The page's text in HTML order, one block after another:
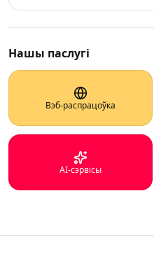
Нашы паслугі
Вэб‑распрацоўка
AI‑сэрвісы